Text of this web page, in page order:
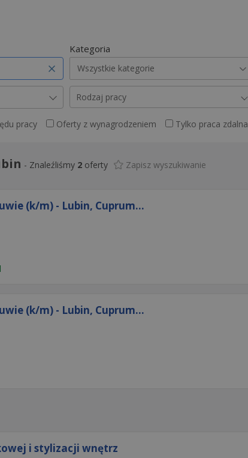
Kategoria
Wszystkie kategorie
Rodzaj pracy
pracy Oferty z wynagrodzeniem Tylko praca zdalna
Zapisz wyszukiwanie
- Znaleźliśmy 2 oferty
(k/m) - Lubin, Cuprum...
(k/m) - Lubin, Cuprum...
i stylizacji wnętrz